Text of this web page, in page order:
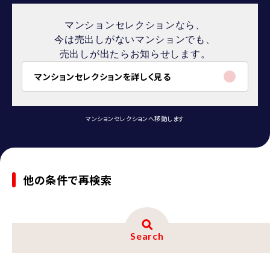
マンションセレクションなら、
今は売出しがないマンションでも、
売出しが出たらお知らせします。
マンションセレクションを詳しく見る
マンションセレクションへ移動します
他の条件で再検索
Search